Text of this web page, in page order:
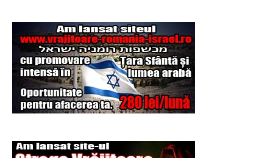
regele Arthur
Şi-a vândut soţia
pentru un ritual de
magie neagră